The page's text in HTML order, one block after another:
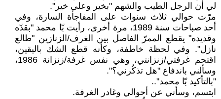
لي أن الرجل الطيب والشهم "بخير وعلى خير".
مرّت حوالي ثلاث سنوات على المفاجأة السارة، وفي
أحد صباحات سنة 1989، مرة أخرى، رأيت بّا محمد "بقدّه
وقديده" يقطع الممرّ الفاصل بين الغرف/الزنازين "طالع
نازل". وفي لحظة خاطفة، وكأنه قطع الشك باليقين،
اقتحم غرفتي/زنزانتي، وهي نفس غرفة/زنزانة 1986،
وسألني باندفاع "هل تذكُرني؟".
"بالتأكيد بّا محمد"..
ابتسم، وسأني عن أحوالي وغادر الغرفة.